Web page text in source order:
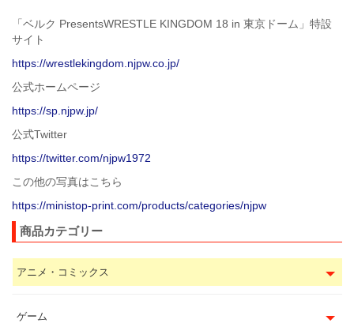
「ベルク PresentsWRESTLE KINGDOM 18 in 東京ドーム」特設
サイト
https://wrestlekingdom.njpw.co.jp/
公式ホームページ
https://sp.njpw.jp/
公式Twitter
https://twitter.com/njpw1972
この他の写真はこちら
https://ministop-print.com/products/categories/njpw
商品カテゴリー
アニメ・コミックス
ゲーム